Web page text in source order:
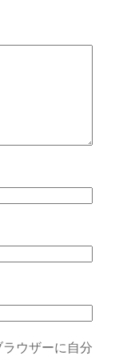
ウザーに自分